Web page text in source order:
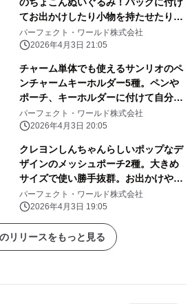
てお出かけしたり小物を持たせたりと
自由に楽しめる！
パーフェクト・ワールド株式会社
2026年4月3日 21:05
チャーム単体でも使えるサンリオのペ
ンチャームキーホルダー5種。ペンや
ポーチ、キーホルダーに付けて自分だ
けのアレンジしよう
パーフェクト・ワールド株式会社
2026年4月3日 20:05
クレヨンしんちゃんらしいポップなデ
ザインのメッシュポーチ2種。大きめ
サイズで使い勝手抜群。お出かけや旅
行にぜひ！
パーフェクト・ワールド株式会社
2026年4月3日 19:05
リリースをもっと見る